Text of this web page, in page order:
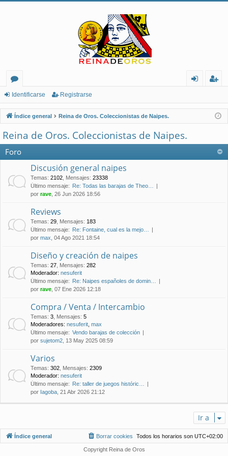
or
os
nt
ifi
ist
ra
Identificarse Registrarse
Índice general Reina de Oros. Coleccionistas de Naipes.
Reina de Oros. Coleccionistas de Naipes.
Foro
Discusión general naipes
Temas: 2102 Mensajes: 23338
Último mensaje: Re: Todas las barajas de Theo…
por rave , 26 Jun 2026 18:56
Reviews
Temas: 29 Mensajes: 183
Último mensaje: Re: Fontaine, cual es la mejo…
por max , 04 Ago 2021 18:54
Diseño y creación de naipes
Temas: 27 Mensajes: 282
Moderador: nesuferit
Último mensaje: Re: Naipes españoles de domin…
por rave , 07 Ene 2026 12:18
Compra / Venta / Intercambio
Temas: 3 Mensajes: 5
Moderadores: nesuferit max
Último mensaje: Vendo barajas de colección
por sujetom2 , 13 May 2025 08:59
Varios
Temas: 302 Mensajes: 2309
Moderador: nesuferit
Último mensaje: Re: taller de juegos históric…
por Iagoba , 21 Abr 2026 21:12
Ir a
Índice general Todos los horarios son UTC+02:00
Borrar cookies
Copyright Reina de Oros